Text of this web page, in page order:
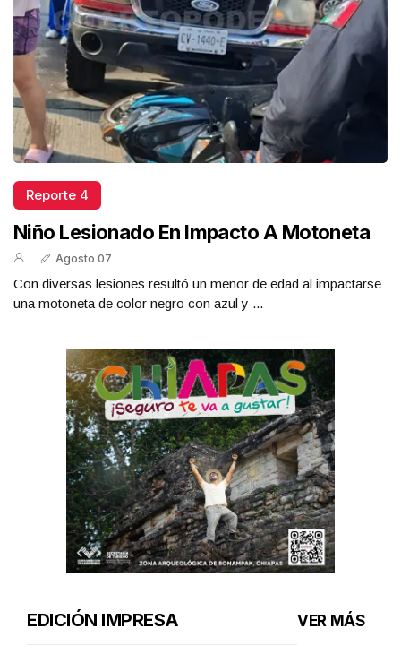
Reporte 4
Niño Lesionado En Impacto A Motoneta
Agosto 07
Con diversas lesiones resultó un menor de edad al impactarse
una motoneta de color negro con azul y ...
EDICIÓN IMPRESA VER MÁS